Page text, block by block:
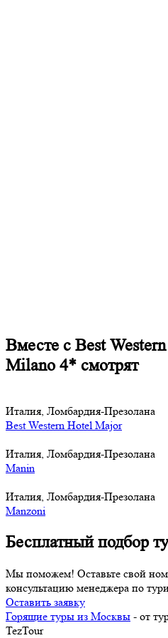
Вместе с Best
Milano 4* смотрят
Италия, Ломбардия-Презолана
Best Western Hotel Major
Италия, Ломбардия-Презолана
Manin
Италия, Ломбардия-Презолана
Manzoni
Бесплатный подбор
Мы поможем! Оставьте свой
консультацию менеджера по
Оставить заявку
Горящие туры из Москвы - от
TezTour